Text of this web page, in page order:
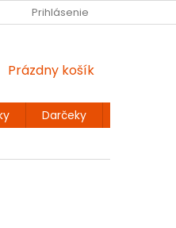
KONTAKT DOPRAVA A PLATBA
Prihlásenie
NÁKUPNÝ
Prázdny košík
Darčeky